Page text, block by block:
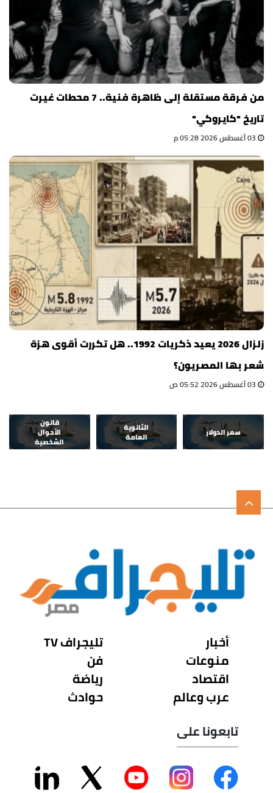
من فرقة مستقلة إلى ظاهرة فنية.. 7 محطات غيرت
تاريخ "كايروكي"
زلزال 2026 يعيد ذكريات 1992.. هل تكررت أقوى هزة
شعر بها المصريون؟
سعر الدولار
الثانوية
العامة
قانون
الأحوال
الشخصية
أخبار
منوعات
اقتصاد
عرب وعالم
تليجراف TV
فن
رياضة
حوادث
تابعونا على